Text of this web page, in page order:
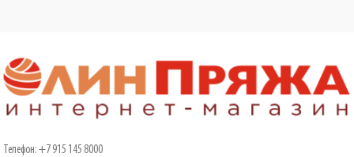
Телефон: +7 915 145 8000